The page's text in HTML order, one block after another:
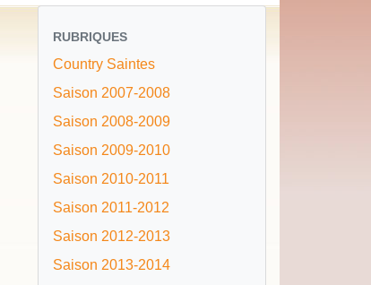
RUBRIQUES
Country Saintes
Saison 2007-2008
Saison 2008-2009
Saison 2009-2010
Saison 2010-2011
Saison 2011-2012
Saison 2012-2013
Saison 2013-2014